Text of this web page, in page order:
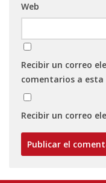
Web
Recibir un correo
comentarios a
Recibir un correo